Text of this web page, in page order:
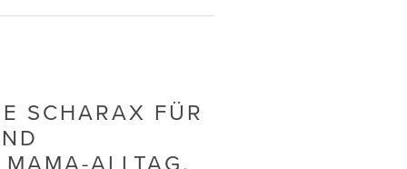
SCHARAX FÜR
ALLTAG.